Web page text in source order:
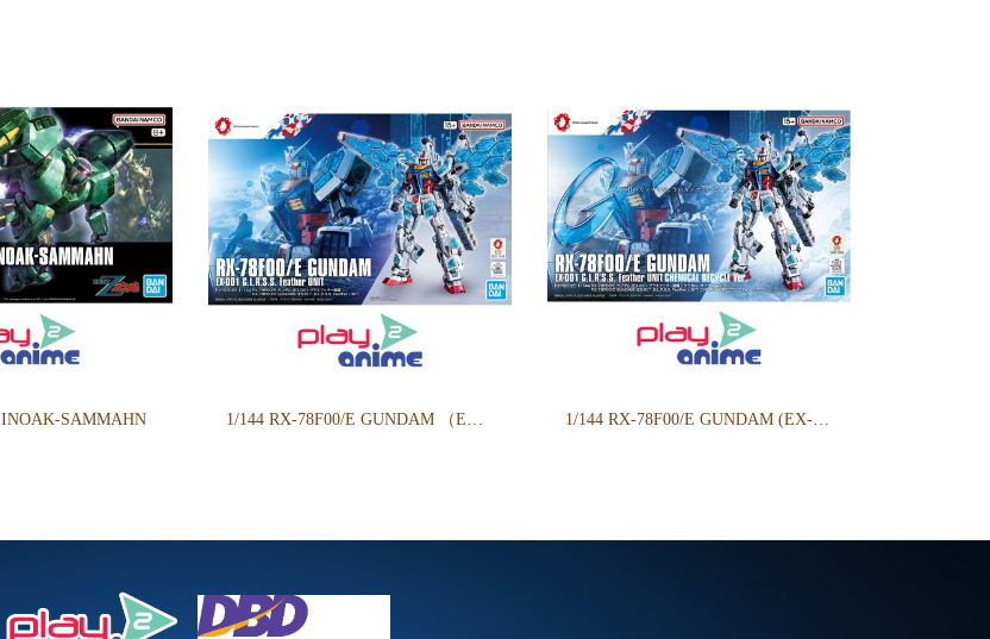
SAMMAHN 1/144 RX-78F00/E GUNDAM （EX-001 G.L.R.S.S. Feather UNIT） 1/144 RX-78F00/E GUNDAM (EX-001 G.L.R.S.S. Feather UNIT) CHEMICAL RECYCLE Ver.